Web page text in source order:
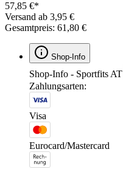
57,85 €*
Versand ab 3,95 €
Gesamtpreis: 61,80 €
Shop-Info
Shop-Info - Sportfits AT
Zahlungsarten:
Visa
Eurocard/Mastercard